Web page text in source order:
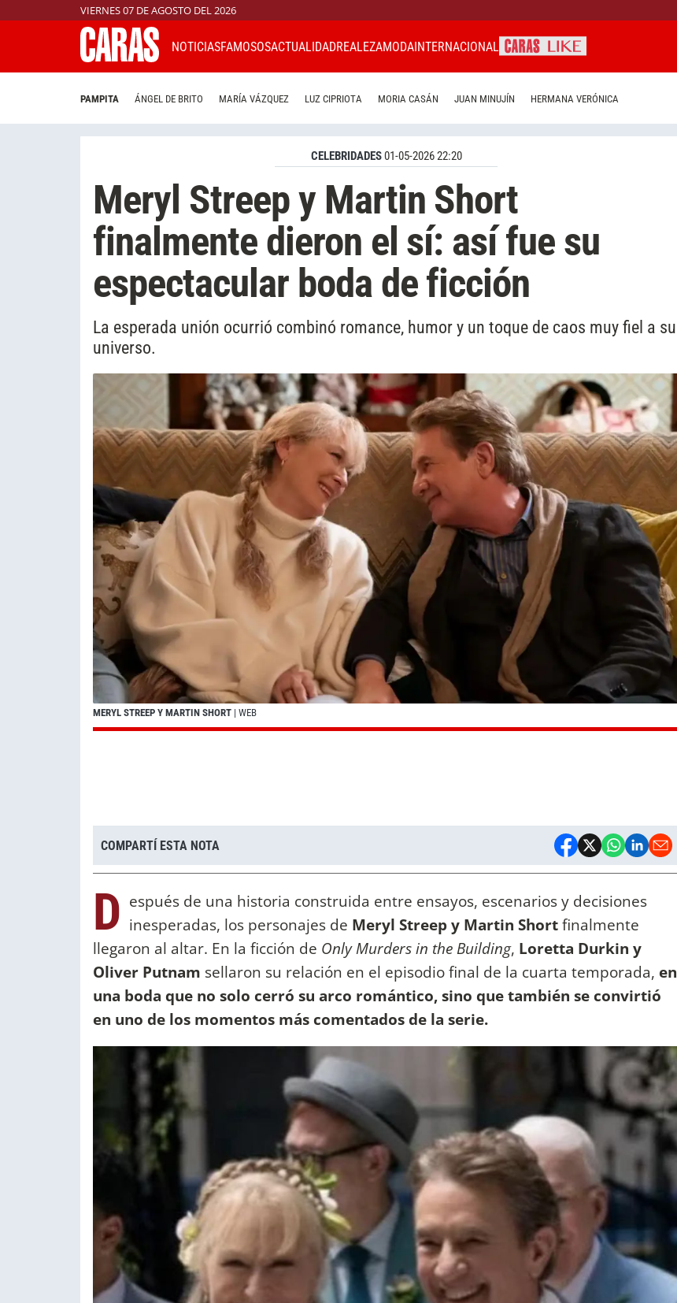
VIERNES 07 DE AGOSTO DEL 2026
NOTICIASFAMOSOSACTUALIDADREALEZAMODAINTERNACIONAL
PAMPITA ÁNGEL DE BRITO MARÍA VÁZQUEZ LUZ CIPRIOTA MORIA CASÁN JUAN MINUJÍN HERMANA VERÓNICA
CELEBRIDADES01-05-2026 22:20
Meryl Streep y Martin Short
finalmente dieron el sí: así fue su
espectacular boda de ficción
La esperada unión ocurrió combinó romance, humor y un toque de caos muy fiel a su
universo.
MERYL STREEP Y MARTIN SHORT | WEB
COMPARTÍ ESTA NOTA
D espués de una historia construida entre ensayos, escenarios y decisiones
inesperadas, los personajes de Meryl Streep y Martin Shortfinalmente
llegaron al altar. En la ficción de Only Murders in the Building, Loretta Durkin y
Oliver Putnam sellaron su relación en el episodio final de la cuarta temporada, en
una boda que no solo cerró su arco romántico, sino que también se convirtió
en uno de los momentos más comentados de la serie.